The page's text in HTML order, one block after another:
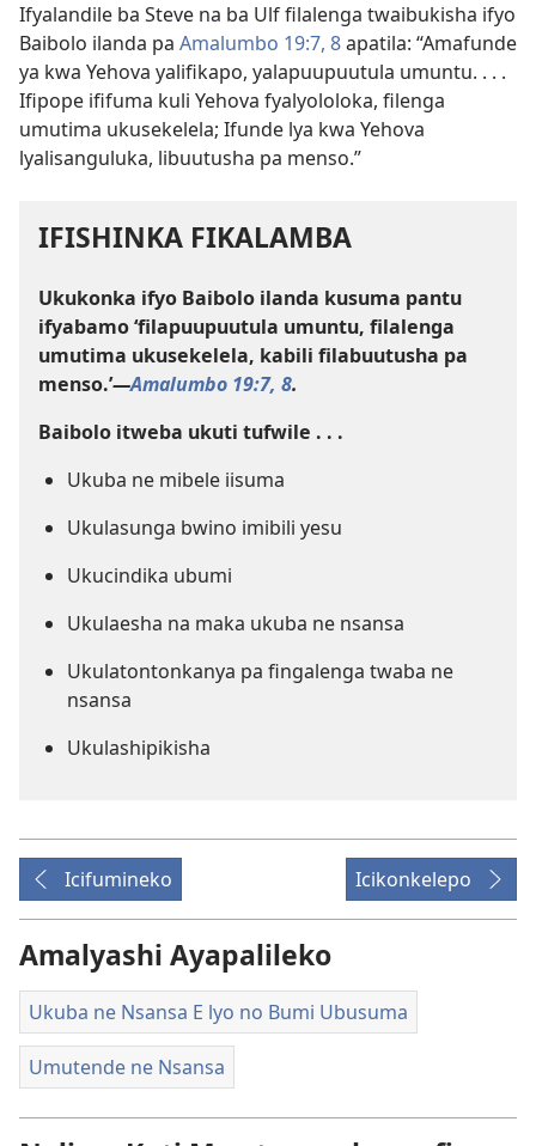
Ifyalandile ba Steve na ba Ulf filalenga twaibukisha ifyo
Baibolo ilanda pa Amalumbo 19:7, 8apatila: “Amafunde
ya kwa Yehova yalifikapo, yalapuupuutula umuntu. . . .
Ifipope ififuma kuli Yehova fyalyololoka, filenga
umutima ukusekelela; Ifunde lya kwa Yehova
lyalisanguluka, libuutusha pa menso.”
IFISHINKA FIKALAMBA
Ukukonka ifyo Baibolo ilanda kusuma pantu
ifyabamo ‘filapuupuutula umuntu, filalenga
umutima ukusekelela, kabili filabuutusha pa
menso.’—Amalumbo 19:7, 8.
Baibolo itweba ukuti tufwile . . .
Ukuba ne mibele iisuma
Ukulasunga bwino imibili yesu
Ukucindika ubumi
Ukulaesha na maka ukuba ne nsansa
Ukulatontonkanya pa fingalenga twaba ne
nsansa
Ukulashipikisha
Icifumineko Icikonkelepo
Amalyashi Ayapalileko
Ukuba ne Nsansa E lyo no Bumi Ubusuma
Umutende ne Nsansa